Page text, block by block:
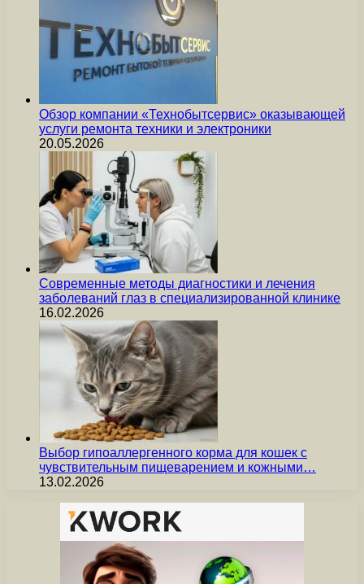
Обзор компании «Технобытсервис» оказывающей
услуги ремонта техники и электроники
20.05.2026
Современные методы диагностики и лечения
заболеваний глаз в специализированной клинике
16.02.2026
Выбор гипоаллергенного корма для кошек с
чувствительным пищеварением и кожными…
13.02.2026